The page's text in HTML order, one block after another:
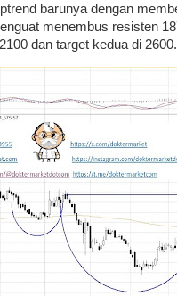
barunya dengan
menembus resisten
dan target kedua di 2600.